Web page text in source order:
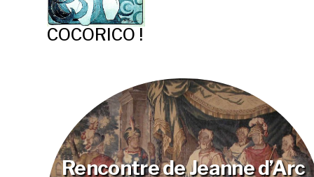
COCORICO !
Rencontre de Jeanne d’Arc